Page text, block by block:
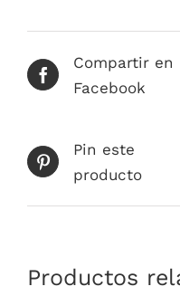
Compartir en
Facebook
Pin este
producto
Productos